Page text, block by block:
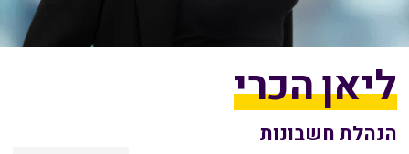
ליאן הכרי
הנהלת חשבונות